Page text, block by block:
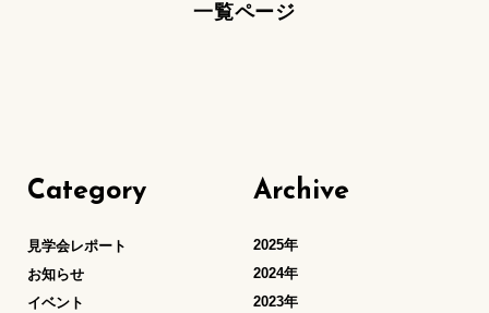
一覧ページ
Category
見学会レポート
お知らせ
イベント
Archive
2025年
2024年
2023年